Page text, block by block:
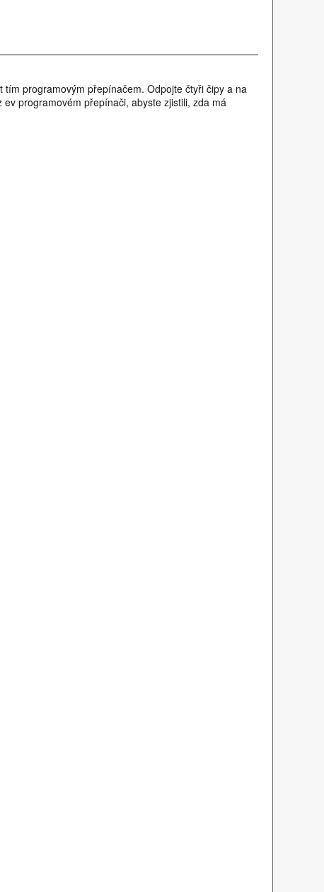
programovým přepínačem. Odpojte čtyři čipy a na
programovém přepínači, abyste zjistili, zda má